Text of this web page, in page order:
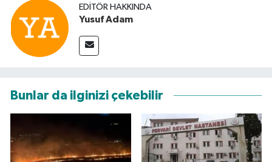
EDITÖR HAKKINDA
Yusuf Adam
Bunlar da ilginizi çekebilir